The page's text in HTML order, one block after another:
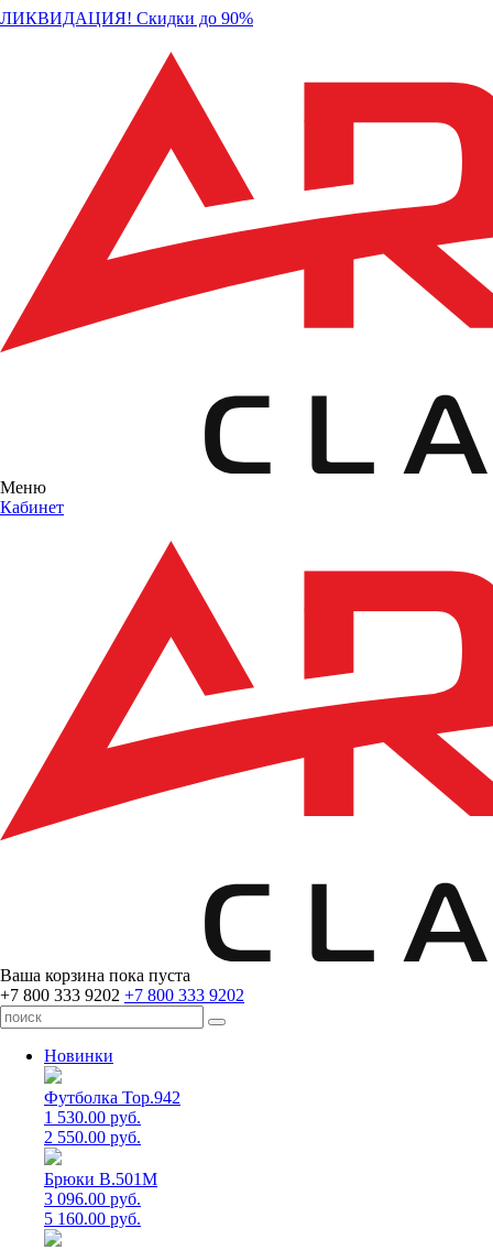
ЛИКВИДАЦИЯ! Скидки до 90%
Меню
Кабинет
Ваша корзина пока пуста
+7 800 333 9202 +7 800 333 9202
Новинки
Футболка Top.942
1 530.00 руб.
2 550.00 руб.
Брюки B.501M
3 096.00 руб.
5 160.00 руб.